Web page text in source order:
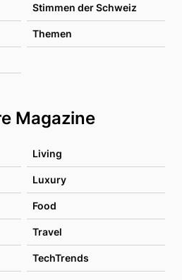
Stimmen der Schweiz
Themen
Magazine
Living
Luxury
Food
Travel
TechTrends